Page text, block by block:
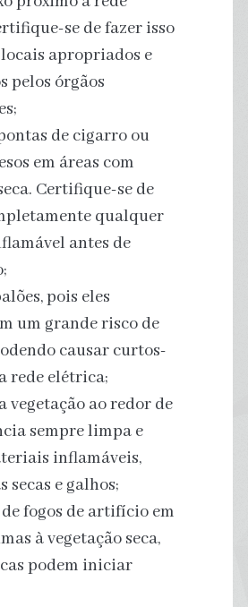
se de fazer isso
apropriados e
pelos órgãos
de cigarro ou
em áreas com
Certifique-se de
qualquer
antes de
pois eles
um grande risco de
causar curtos-
rede elétrica;
vegetação ao redor de
sempre limpa e
inflamáveis,
secas e galhos;
fogos de artifício em
à vegetação seca,
podem iniciar